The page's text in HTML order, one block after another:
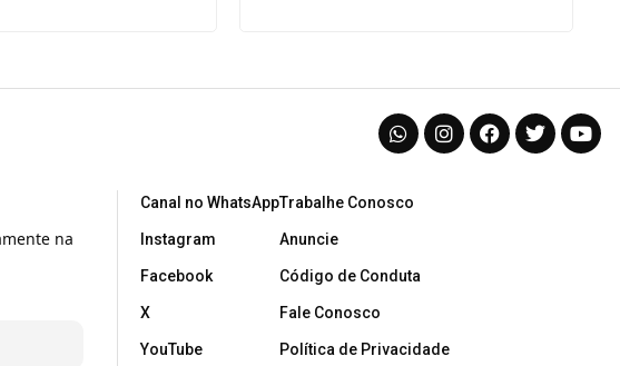
na
Canal no WhatsApp
Instagram
Facebook
X
YouTube
Trabalhe Conosco
Anuncie
Código de Conduta
Fale Conosco
Política de Privacidade